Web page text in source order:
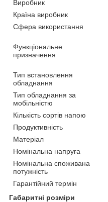
Виробник
Країна виробник
Сфера використання
Функціональне
призначення
Тип встановлення
обладнання
Тип обладнання за
мобільністю
Кількість сортів напою
Продуктивність
Матеріал
Номінальна напруга
Номінальна споживана
потужність
Гарантійний термін
Габаритні розміри